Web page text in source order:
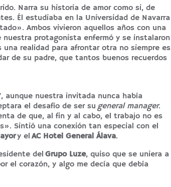
Narra su historia de amor como si, de
Él estudiaba en la Universidad de Navarra
Ambos vivieron aquellos años con una
protagonista enfermó y se instalaron
realidad para afrontar otra no siempre es
de su padre, que tantos buenos recuerdos
aunque nuestra invitada nunca había
el desafío de ser su general manager.
de que, al fin y al cabo, el trabajo no es
Sintió una conexión tan especial con el
y el AC Hotel General Álava.
del Grupo Luze, quiso que se uniera a
el corazón, y algo me decía que debía